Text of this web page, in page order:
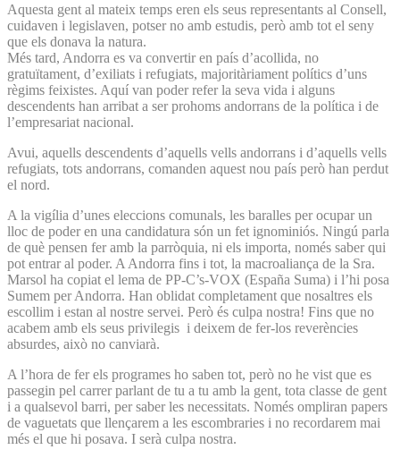
Aquesta gent al mateix temps eren els seus representants al Consell,
cuidaven i legislaven, potser no amb estudis, però amb tot el seny
que els donava la natura.
Més tard, Andorra es va convertir en país d’acollida, no
gratuïtament, d’exiliats i refugiats, majoritàriament polítics d’uns
règims feixistes. Aquí van poder refer la seva vida i alguns
descendents han arribat a ser prohoms andorrans de la política i de
l’empresariat nacional.
Avui, aquells descendents d’aquells vells andorrans i d’aquells vells
refugiats, tots andorrans, comanden aquest nou país però han perdut
el nord.
A la vigília d’unes eleccions comunals, les baralles per ocupar un
lloc de poder en una candidatura són un fet ignominiós. Ningú parla
de què pensen fer amb la parròquia, ni els importa, només saber qui
pot entrar al poder. A Andorra fins i tot, la macroaliança de la Sra.
Marsol ha copiat el lema de PP-C’s-VOX (España Suma) i l’hi posa
Sumem per Andorra. Han oblidat completament que nosaltres els
escollim i estan al nostre servei. Però és culpa nostra! Fins que no
acabem amb els seus privilegis i deixem de fer-los reverències
absurdes, això no canviarà.
A l’hora de fer els programes ho saben tot, però no he vist que es
passegin pel carrer parlant de tu a tu amb la gent, tota classe de gent
i a qualsevol barri, per saber les necessitats. Només ompliran papers
de vaguetats que llençarem a les escombraries i no recordarem mai
més el que hi posava. I serà culpa nostra.